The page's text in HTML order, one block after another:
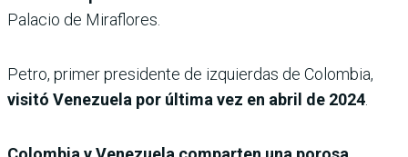
Palacio de Miraflores.
Petro, primer presidente de izquierdas de Colombia,
visitó Venezuela por última vez en abril de 2024